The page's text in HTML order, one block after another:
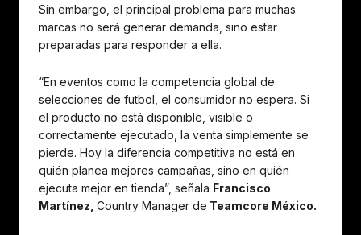
Sin embargo, el principal problema para muchas
marcas no será generar demanda, sino estar
preparadas para responder a ella.
“En eventos como la competencia global de
selecciones de futbol, el consumidor no espera. Si
el producto no está disponible, visible o
correctamente ejecutado, la venta simplemente se
pierde. Hoy la diferencia competitiva no está en
quién planea mejores campañas, sino en quién
ejecuta mejor en tienda”, señala Francisco
Martínez, Country Manager de Teamcore México.